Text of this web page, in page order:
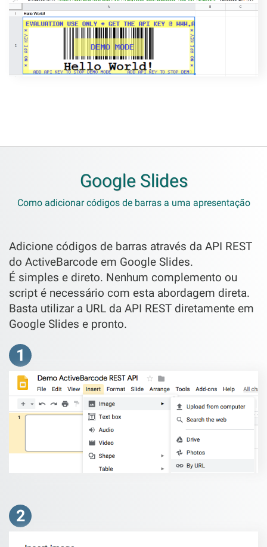
Google Slides
Como adicionar códigos de barras a uma apresentação
Adicione códigos de barras através da API REST
do ActiveBarcode em Google Slides.
É simples e direto. Nenhum complemento ou
script é necessário com esta abordagem direta.
Basta utilizar a URL da API REST diretamente em
Google Slides e pronto.
1
2